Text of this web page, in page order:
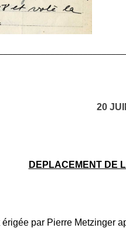
20
DEPLACEMENT DE
par Pierre Metzinger